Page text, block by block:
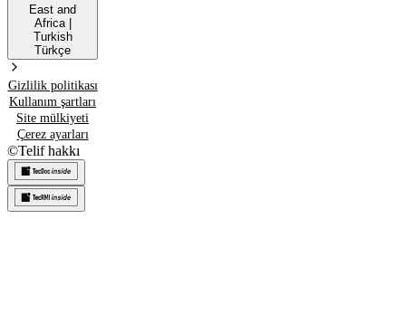
East and
Africa|
Turkish
Türkçe
Gizlilik politikası
Kullanım şartları
Site mülkiyeti
Çerez ayarları
©Telif hakkı